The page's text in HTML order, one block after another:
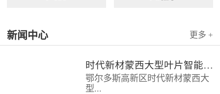
新闻中心 更多 +
时代新材蒙西大型叶片智能制造基地项目开工
鄂尔多斯高新区时代新材蒙西大
型...